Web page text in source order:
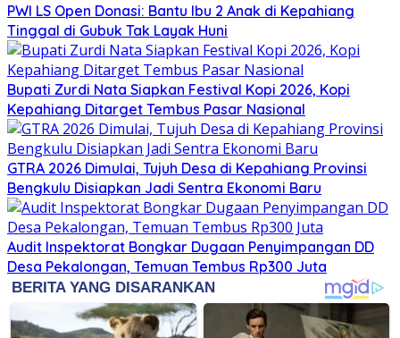
PWI LS Open Donasi: Bantu Ibu 2 Anak di Kepahiang
Tinggal di Gubuk Tak Layak Huni
Bupati Zurdi Nata Siapkan Festival Kopi 2026, Kopi
Kepahiang Ditarget Tembus Pasar Nasional
GTRA 2026 Dimulai, Tujuh Desa di Kepahiang Provinsi
Bengkulu Disiapkan Jadi Sentra Ekonomi Baru
Audit Inspektorat Bongkar Dugaan Penyimpangan DD
Desa Pekalongan, Temuan Tembus Rp300 Juta